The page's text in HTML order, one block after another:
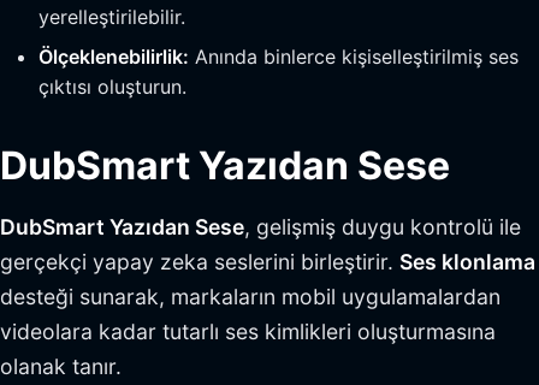
yerelleştirilebilir.
Ölçeklenebilirlik: Anında binlerce kişiselleştirilmiş ses
çıktısı oluşturun.
DubSmart Yazıdan Sese
DubSmart Yazıdan Sese, gelişmiş duygu kontrolü ile
gerçekçi yapay zeka seslerini birleştirir. Ses klonlama
desteği sunarak, markaların mobil uygulamalardan
videolara kadar tutarlı ses kimlikleri oluşturmasına
olanak tanır.